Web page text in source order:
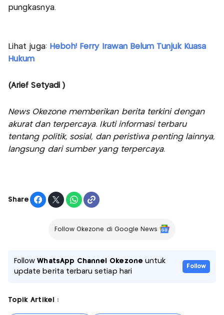
pungkasnya.
Lihat juga: Heboh! Ferry Irawan Belum Tunjuk Kuasa
Hukum
(Arief Setyadi )
News Okezone memberikan berita terkini dengan
akurat dan terpercaya. Ikuti informasi terbaru
tentang politik, sosial, dan peristiwa penting lainnya,
langsung dari sumber yang terpercaya.
Share
Follow Okezone di Google News
FollowWhatsApp Channel Okezone untuk
update berita terbaru setiap hari
Follow
Topik Artikel :